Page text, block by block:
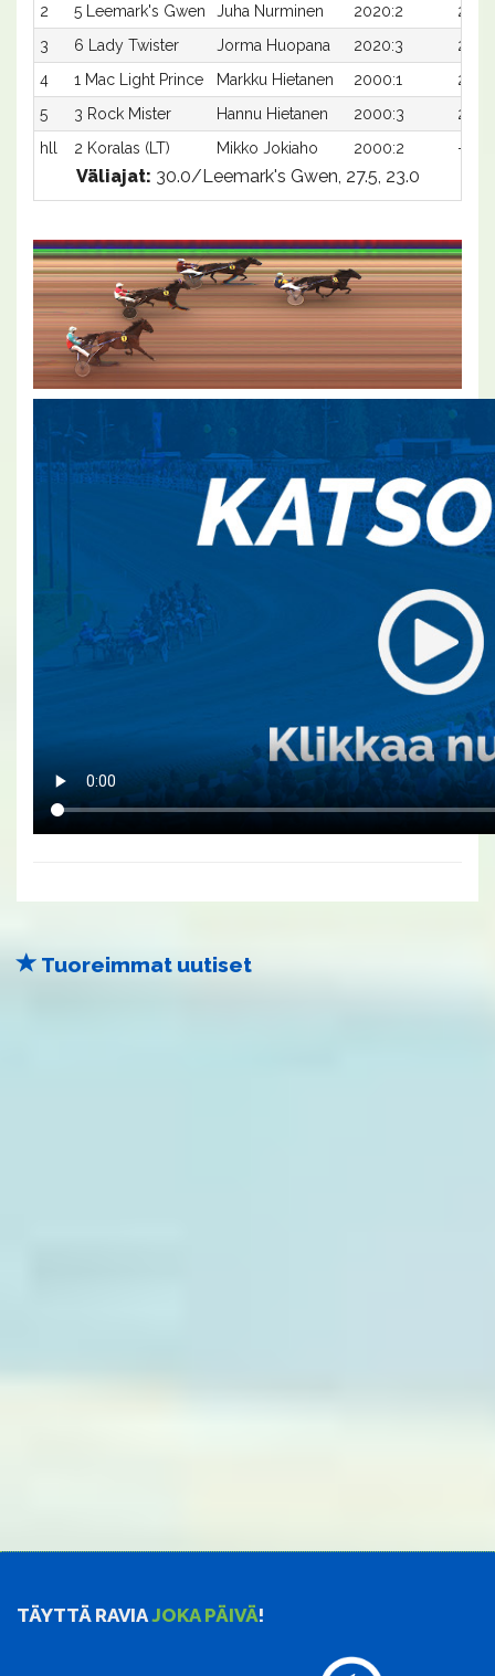
2 5 Leemark's Gwen Juha Nurminen 2020:2
24,9
3
6 Lady Twister Jorma Huopana 2020:3
25,0x
4
1 Mac Light Prince Markku Hietanen 2000:1
25,9x
5
3 Rock Mister Hannu Hietanen 2000:3
26,7x
hll
2 Koralas (LT) Mikko Jokiaho 2000:2 -
Väliajat: 30.0/Leemark's Gwen, 27.5, 23.0
Tuoreimmat uutiset
TÄYTTÄ RAVIAJOKA PÄIVÄ!